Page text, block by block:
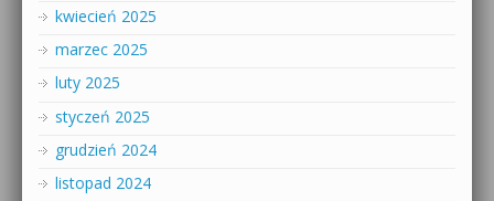
kwiecień 2025
marzec 2025
luty 2025
styczeń 2025
grudzień 2024
listopad 2024